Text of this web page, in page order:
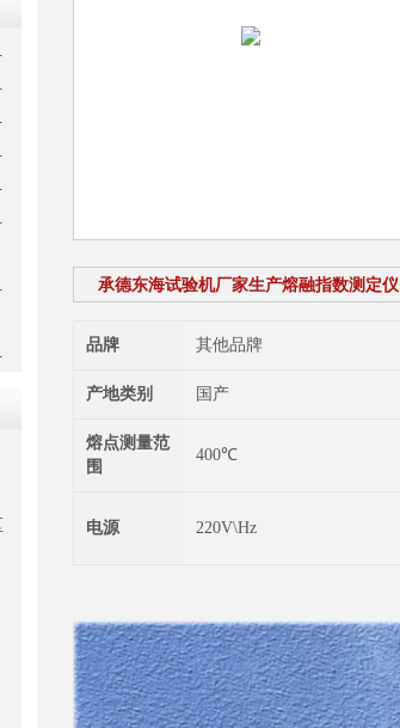
承德东海试验机厂家生产熔融指数测定仪
品牌 其他品牌
产地类别 国产
熔点测量范
围
400℃
电源 220V\Hz
？
别？
价方法
秘
步骤
详解
重要
护